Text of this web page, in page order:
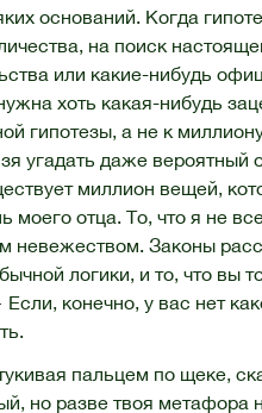
оснований. Когда
на поиск
или какие-нибудь
хоть какая-нибудь
гипотезы, а не к
угадать даже
миллион вещей,
моего отца. То, что я не
невежеством. Законы
логики, и то, что вы
конечно, у вас нет
пальцем по щеке,
но разве твоя метафора